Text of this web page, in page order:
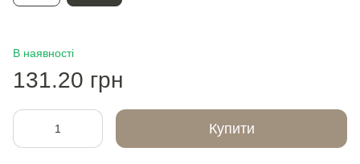
В наявності
131.20 грн
Купити